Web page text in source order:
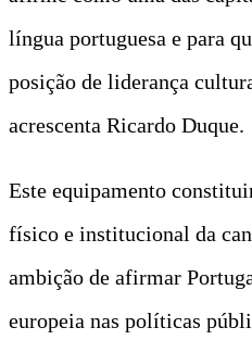
língua portuguesa e para
posição de liderança
acrescenta Ricardo Duque.
Este equipamento
físico e institucional da
ambição de afirmar
europeia nas políticas